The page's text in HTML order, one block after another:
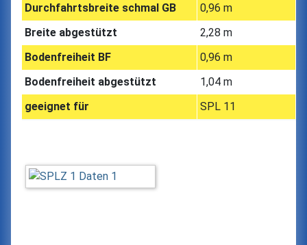
Durchfahrtsbreite schmal GB
0,96 m
Breite abgestützt
2,28 m
Bodenfreiheit BF
0,96 m
Bodenfreiheit abgestützt
1,04 m
geeignet für
SPL 11